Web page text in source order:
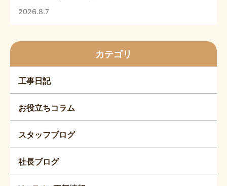
2026.8.7
カテゴリ
工事日記
お役立ちコラム
スタッフブログ
社長ブログ